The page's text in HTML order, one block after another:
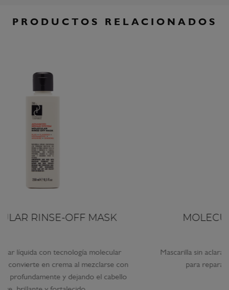
PRODUCTOS RELACIONADOS
MOLECULAR LEAVE-IN MASK
Mascarilla sin aclarado con tecnología molecular avanzada
para reparación intensa y fortaleza capilar.